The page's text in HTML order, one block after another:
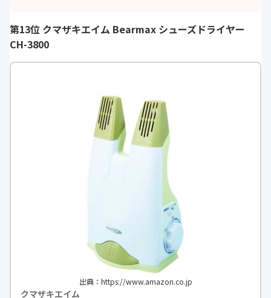
第13位 クマザキエイム Bearmax シューズドライヤー
CH-3800
出典：https://www.amazon.co.jp
クマザキエイム